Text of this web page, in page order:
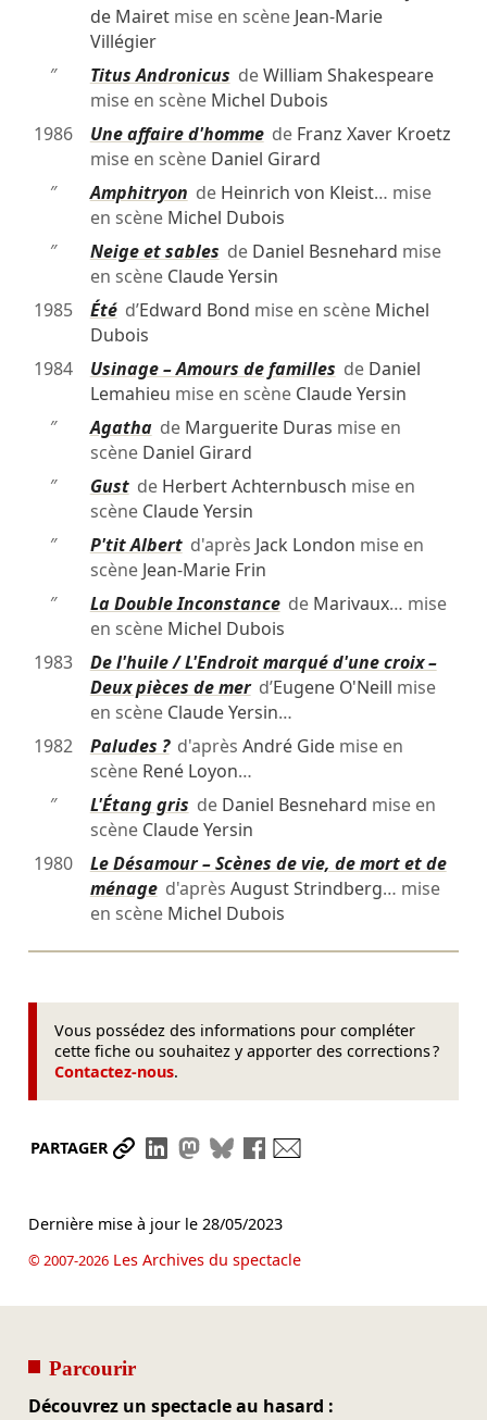
de Mairetmise en scène Jean-Marie
Villégier
″
Titus Andronicus deWilliam Shakespeare
mise en scène Michel Dubois
1986
Une affaire d'hommede Franz Xaver Kroetz
mise en scène Daniel Girard
″
Amphitryon de Heinrich von Kleist… mise
en scène Michel Dubois
″
Neige et sables de Daniel Besnehard mise
en scène Claude Yersin
1985
Étéd’Edward Bond mise en scène Michel
Dubois
1984
Usinage – Amours de familles de Daniel
Lemahieu mise en scène Claude Yersin
″
Agathade Marguerite Duras mise en
scène Daniel Girard
″
Gustde Herbert Achternbusch mise en
scène Claude Yersin
″
P'tit Albertd'après Jack London mise en
scène Jean-Marie Frin
″
La Double Inconstancede Marivaux… mise
en scène Michel Dubois
1983
De l'huile / L'Endroit marqué d'une croix –
Deux pièces de merd’Eugene O'Neill mise
en scène Claude Yersin…
1982
Paludes ?d'après André Gidemise en
scène René Loyon…
″
L'Étang gris de Daniel Besnehard mise en
scène Claude Yersin
1980
Le Désamour – Scènes de vie, de mort et de
ménaged'après August Strindberg… mise
en scène Michel Dubois
Vous possédez des informations pour compléter
cette fiche ou souhaitez y apporter des corrections ?
Contactez-nous.
PARTAGER Partager le lien
Partager sur LinkedIn
Partager sur Mastodon
Partager sur Bluesky
Partager sur Facebook
Dernière mise à jour le 28/05/2023
© 2007-2026Les Archives du spectacle
Parcourir
Découvrez un spectacle au hasard :